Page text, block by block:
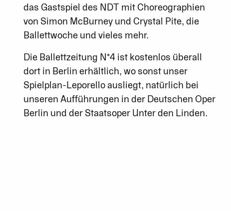
das Gastspiel des NDT mit Choreographien
von Simon McBurney und Crystal Pite, die
Ballettwoche und vieles mehr.
Die Ballettzeitung N°4 ist kostenlos überall
dort in Berlin erhältlich, wo sonst unser
Spielplan-Leporello ausliegt, natürlich bei
unseren Aufführungen in der Deutschen Oper
Berlin und der Staatsoper Unter den Linden.